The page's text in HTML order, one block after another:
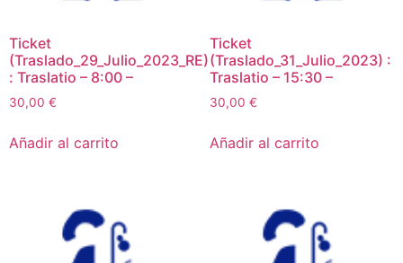
Ticket
(Traslado_29_Julio_2023_RE)
: Traslatio – 8:00 –
30,00 €
Añadir al carrito
Ticket
(Traslado_31_Julio_2023) :
Traslatio – 15:30 –
30,00 €
Añadir al carrito